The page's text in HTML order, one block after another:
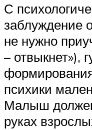
С
заблуждение
не нужно
– отвыкнет»),
психики
Малыш
руках